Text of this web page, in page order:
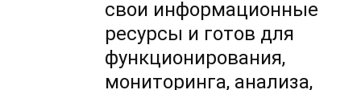
свои информационные
ресурсы и готов для
функционирования,
мониторинга, анализа,